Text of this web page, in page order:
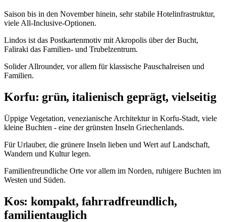
Saison bis in den November hinein, sehr stabile Hotelinfrastruktur,
viele All-Inclusive-Optionen.
Lindos ist das Postkartenmotiv mit Akropolis über der Bucht,
Faliraki das Familien- und Trubelzentrum.
Solider Allrounder, vor allem für klassische Pauschalreisen und
Familien.
Korfu: grün, italienisch geprägt, vielseitig
Üppige Vegetation, venezianische Architektur in Korfu-Stadt, viele
kleine Buchten - eine der grünsten Inseln Griechenlands.
Für Urlauber, die grünere Inseln lieben und Wert auf Landschaft,
Wandern und Kultur legen.
Familienfreundliche Orte vor allem im Norden, ruhigere Buchten im
Westen und Süden.
Kos: kompakt, fahrradfreundlich,
familientauglich